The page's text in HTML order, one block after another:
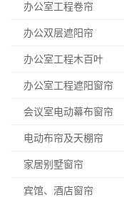
办公室工程卷帘
办公双层遮阳帘
办公室工程木百叶
办公室工程遮阳窗帘
会议室电动幕布窗帘
电动布帘及天棚帘
家居别墅窗帘
宾馆、酒店窗帘